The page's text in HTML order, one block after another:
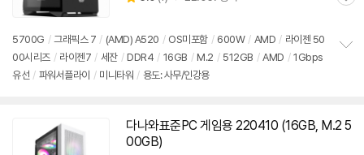
별
5700G / 그래픽스 7 / (AMD) A520 / OS미포함 / 600W / AMD / 라이젠 50
00시리즈 / 라이젠7 / 세잔 / DDR4 / 16GB / M.2 / 512GB / AMD / 1Gbps
유선 / 파워서플라이 / 미니타워 / 용도: 사무/인강용
기
다나와표준PC 게임용 220410 (16GB, M.2 5
00GB)